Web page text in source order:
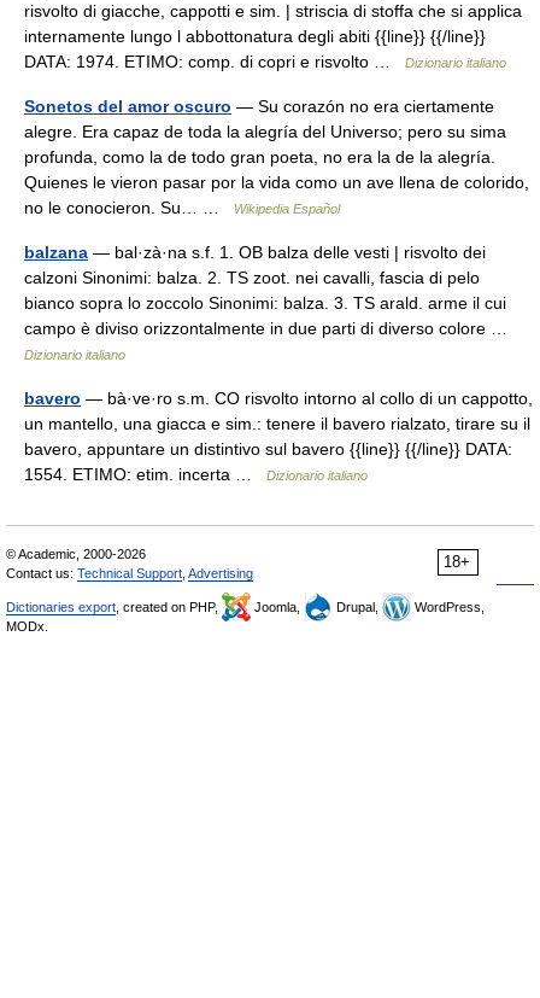
risvolto di giacche, cappotti e sim. | striscia di stoffa che si applica
internamente lungo l abbottonatura degli abiti {{line}} {{/line}}
DATA: 1974. ETIMO: comp. di copri e risvolto …
Dizionario italiano
Sonetos del amor oscuro — Su corazón no era ciertamente
alegre. Era capaz de toda la alegría del Universo; pero su sima
profunda, como la de todo gran poeta, no era la de la alegría.
Quienes le vieron pasar por la vida como un ave llena de colorido,
no le conocieron. Su… …
Wikipedia Español
balzana — bal·zà·na s.f. 1. OB balza delle vesti | risvolto dei
calzoni Sinonimi: balza. 2. TS zoot. nei cavalli, fascia di pelo
bianco sopra lo zoccolo Sinonimi: balza. 3. TS arald. arme il cui
campo è diviso orizzontalmente in due parti di diverso colore …
Dizionario italiano
bavero — bà·ve·ro s.m. CO risvolto intorno al collo di un cappotto,
un mantello, una giacca e sim.: tenere il bavero rialzato, tirare su il
bavero, appuntare un distintivo sul bavero {{line}} {{/line}} DATA:
1554. ETIMO: etim. incerta …
Dizionario italiano
18+
© Academic, 2000-2026
Contact us: Technical Support Advertising
Dictionaries export , created on PHP, Joomla, Drupal,
WordPress,
MODx.